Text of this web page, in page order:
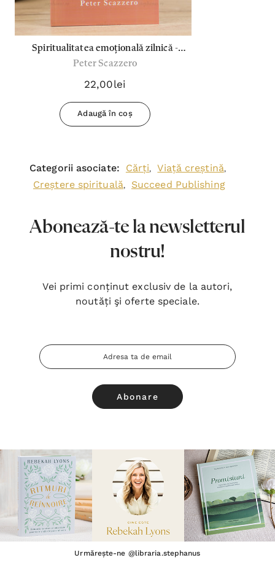
Spiritualitatea emoțională zilnică -
Peter Scazzero
Peter Scazzero
22,00lei
Adaugă în coș
Categorii asociate: Cărți, Viață creștină,
Creștere spirituală, Succeed Publishing
Abonează-te la newsletterul
nostru!
Vei primi conținut exclusiv de la autori,
noutăți şi oferte speciale.
Adresa
Email
Urmărește-ne @libraria.stephanus